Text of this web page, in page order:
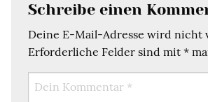
Schreibe einen
Deine E-Mail-Adresse wird nicht
Erforderliche Felder sind mit *